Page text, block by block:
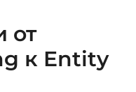
от
к Entity